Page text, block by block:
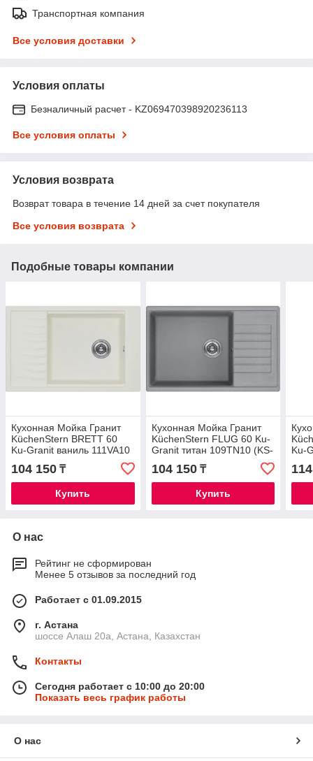
Транспортная компания
Все условия доставки
Условия оплаты
Безналичный расчет - KZ069470398920236113
Все условия оплаты
Условия возврата
Возврат товара в течение 14 дней за счет покупателя
Все условия возврата
Подобные товары компании
Кухонная Мойка Гранит
KüchenStern BRETT 60
Ku-Granit ваниль 111VA10
(KS-800019)
104 150 ₸
Купить
Кухонная Мойка Гранит
KüchenStern FLUG 60 Ku-
Granit титан 109TN10 (KS-
104 150₸
Купить
Ku-
О нас
Рейтинг не сформирован
Менее 5 отзывов за последний год
Работает с 01.09.2015
г. Астана
шоссе Алаш 20а, Астана, Казахстан
Контакты
Сегодня работает с 10:00 до 20:00
Показать весь график работы
О нас